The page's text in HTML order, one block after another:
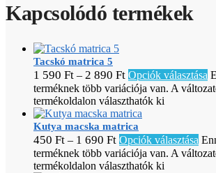
Kapcsolódó termékek
Tacskó matrica 5
1 590 Ft – 2 890 Ft Opciók választása
terméknek több variációja van. A
termékoldalon választhatók ki
Kutya macska matrica
450 Ft – 1 690 Ft Opciók választása
terméknek több variációja van. A
termékoldalon választhatók ki